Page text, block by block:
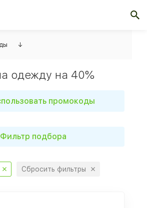
↓
одежду на 40%
промокоды
Фильтр подбора
Сбросить фильтры